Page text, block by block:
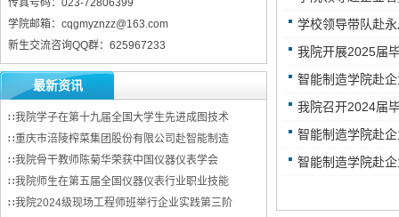
传真号码：023-72806399
学院邮箱：cqgmyznzz@163.com
新生交流咨询QQ群：625967233
最新资讯
∷我院学子在第十九届全国大学生先进成图技术
∷重庆市涪陵榨菜集团股份有限公司赴智能制造
∷我院骨干教师陈菊华荣获中国仪器仪表学会
∷我院师生在第五届全国仪器仪表行业职业技能
∷我院2024级现场工程师班举行企业实践第三阶
学校领导带队赴
我院开展2025届
智能制造学院赴
我院召开2024届
智能制造学院赴
智能制造学院赴